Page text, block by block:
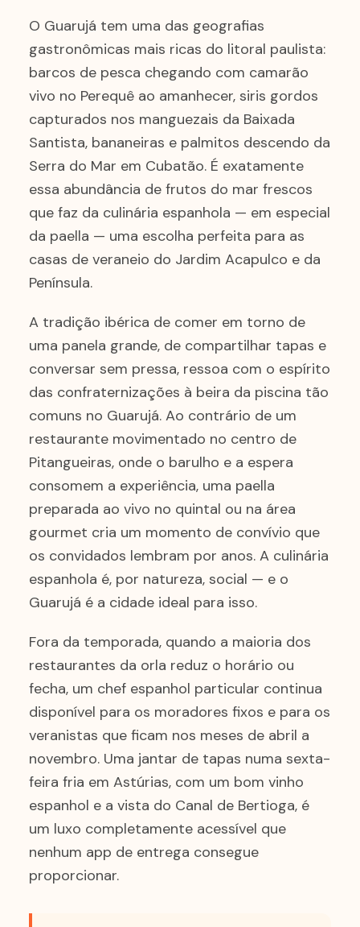
O Guarujá tem uma das geografias
gastronômicas mais ricas do litoral paulista:
barcos de pesca chegando com camarão
vivo no Perequê ao amanhecer, siris gordos
capturados nos manguezais da Baixada
Santista, bananeiras e palmitos descendo da
Serra do Mar em Cubatão. É exatamente
essa abundância de frutos do mar frescos
que faz da culinária espanhola — em especial
da paella — uma escolha perfeita para as
casas de veraneio do Jardim Acapulco e da
Península.
A tradição ibérica de comer em torno de
uma panela grande, de compartilhar tapas e
conversar sem pressa, ressoa com o espírito
das confraternizações à beira da piscina tão
comuns no Guarujá. Ao contrário de um
restaurante movimentado no centro de
Pitangueiras, onde o barulho e a espera
consomem a experiência, uma paella
preparada ao vivo no quintal ou na área
gourmet cria um momento de convívio que
os convidados lembram por anos. A culinária
espanhola é, por natureza, social — e o
Guarujá é a cidade ideal para isso.
Fora da temporada, quando a maioria dos
restaurantes da orla reduz o horário ou
fecha, um chef espanhol particular continua
disponível para os moradores fixos e para os
veranistas que ficam nos meses de abril a
novembro. Uma jantar de tapas numa sexta-
feira fria em Astúrias, com um bom vinho
espanhol e a vista do Canal de Bertioga, é
um luxo completamente acessível que
nenhum app de entrega consegue
proporcionar.